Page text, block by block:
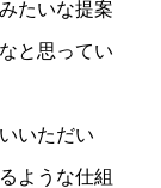
たいな提案
と思ってい
いただい
ような仕組